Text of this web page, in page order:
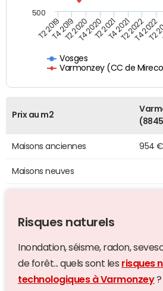
Vosges
Varmonzey (CC de
T2 2019T4 2019T2 2020T4 2020T2 2021T4 2021T2 2022T4 2022
T2
500
Prix au m2
Maisons anciennes 954
Maisons neuves
Risques naturels
Inondation, séisme, radon,
de forêt... quels sont les risques
technologiques à Varmonzey?